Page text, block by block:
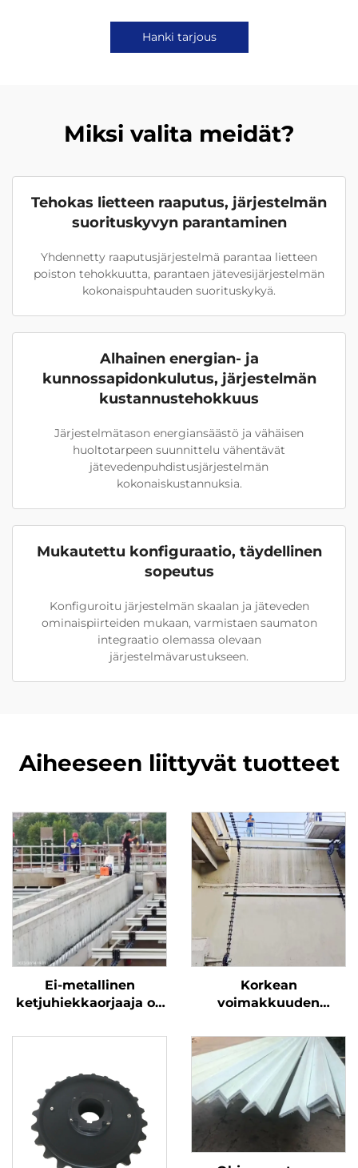
Hanki tarjous
Miksi valita meidät?
Tehokas lietteen raaputus, järjestelmän
suorituskyvyn parantaminen
Yhdennetty raaputusjärjestelmä parantaa lietteen
poiston tehokkuutta, parantaen jätevesijärjestelmän
kokonaispuhtauden suorituskykyä.
Alhainen energian- ja
kunnossapidonkulutus, järjestelmän
kustannustehokkuus
Järjestelmätason energiansäästö ja vähäisen
huoltotarpeen suunnittelu vähentävät
jätevedenpuhdistusjärjestelmän
kokonaiskustannuksia.
Mukautettu konfiguraatio, täydellinen
sopeutus
Konfiguroitu järjestelmän skaalan ja jäteveden
ominaispiirteiden mukaan, varmistaen saumaton
integraatio olemassa olevaan
järjestelmävarustukseen.
Aiheeseen liittyvät tuotteet
Ei-metallinen
ketjuhiekkaorjaaja on
seilla on pitkä
Korkean
voimakkuuden
keraaja
virtavesikäsittely
keraaja